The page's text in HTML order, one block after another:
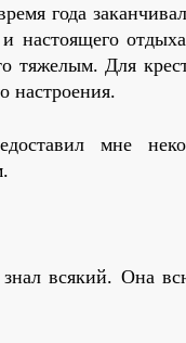
года
и настоящего
тяжелым. Для
настроения.
мне
всякий. Она